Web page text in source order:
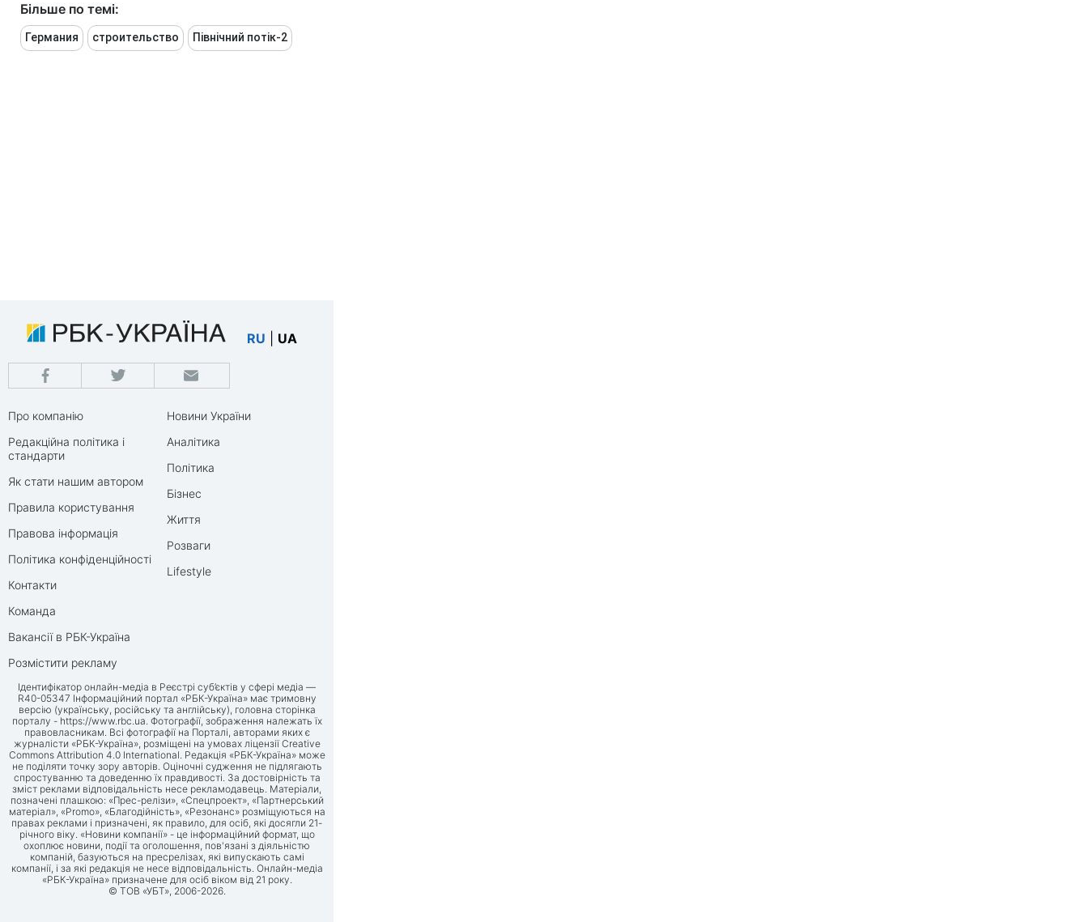
Більше по темі:
Германия строительство Північний потік-2
RU UA
Про компанію
Редакційна політика і
стандарти
Як стати нашим автором
Правила користування
Правова інформація
Політика конфіденційності
Контакти
Команда
Вакансії в РБК-Україна
Розмістити рекламу
Новини України
Аналітика
Політика
Бізнес
Життя
Розваги
Lifestyle
Ідентифікатор онлайн-медіа в Реєстрі суб’єктів у сфері медіа —
R40-05347 Інформаційний портал «РБК-Україна» має тримовну
версію (українську, російську та англійську), головна сторінка
порталу - https://www.rbc.ua. Фотографії, зображення належать їх
правовласникам. Всі фотографії на Порталі, авторами яких є
журналісти «РБК-Україна», розміщені на умовах ліцензії Creative
Commons Attribution 4.0 International. Редакція «РБК-Україна» може
не поділяти точку зору авторів. Оціночні судження не підлягають
спростуванню та доведенню їх правдивості. За достовірність та
зміст реклами відповідальність несе рекламодавець. Матеріали,
позначені плашкою: «Прес-релізи», «Спецпроект», «Партнерський
матеріал», «Promo», «Благодійність», «Резонанс» розміщуються на
правах реклами і призначені, як правило, для осіб, які досягли 21-
річного віку. «Новини компанії» - це інформаційний формат, що
охоплює новини, події та оголошення, пов'язані з діяльністю
компаній, базуються на пресрелізах, які випускають самі
компанії, і за які редакція не несе відповідальність. Онлайн-медіа
«РБК-Україна» призначене для осіб віком від 21 року.
© ТОВ «УБТ», 2006-2026.